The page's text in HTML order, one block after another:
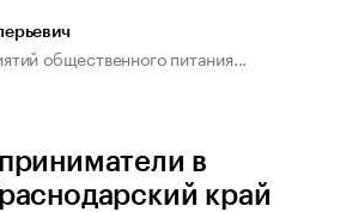
общественного питания...
в
край